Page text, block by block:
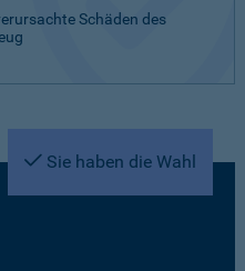
Schäden des
Sie haben die Wahl